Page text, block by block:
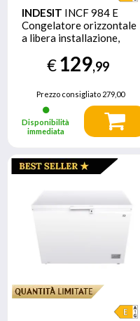
INDESIT INCF 984 E
Congelatore orizzontale
a libera installazione,
Bianco, 40 db, h 85cm
€129,99
Prezzo consigliato279,00
Disponibilità
immediata